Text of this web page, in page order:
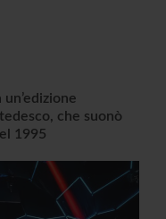
che suonò
1995